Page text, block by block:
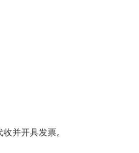
并开具发票。